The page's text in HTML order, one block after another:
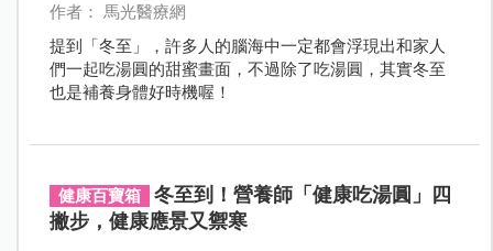
作者： 馬光醫療網
提到「冬至」，許多人的腦海中一定都會浮現出和家人
們一起吃湯圓的甜蜜畫面，不過除了吃湯圓，其實冬至
也是補養身體好時機喔！
健康百寶箱
冬至到！營養師「健康吃湯圓」四
撇步，健康應景又禦寒